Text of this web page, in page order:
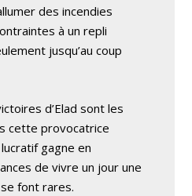
des incendies
à un repli
jusqu’au coup
d’Elad sont les
cette provocatrice
gagne en
de vivre un jour une
font rares.